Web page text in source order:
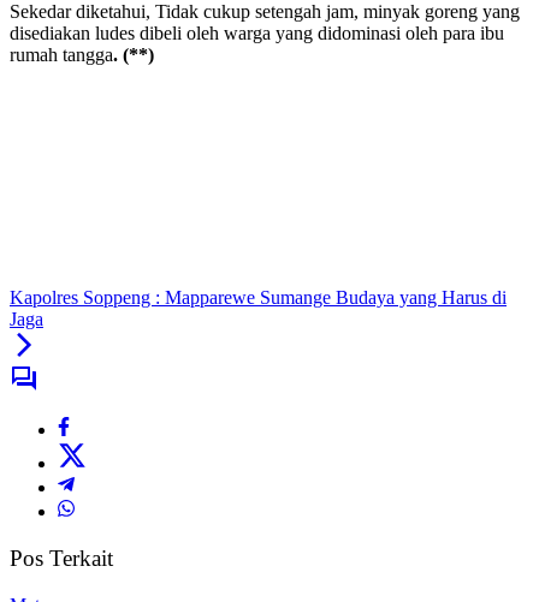
Sekedar diketahui, Tidak cukup setengah jam, minyak goreng yang
disediakan ludes dibeli oleh warga yang didominasi oleh para ibu
rumah tangga. (**)
Kapolres Soppeng : Mapparewe Sumange Budaya yang Harus di
Jaga
Pos Terkait